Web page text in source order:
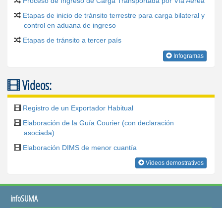
Etapas de inicio de tránsito terrestre para carga bilateral y
control en aduana de ingreso
Etapas de tránsito a tercer país
Infogramas
Videos:
Registro de un Exportador Habitual
Elaboración de la Guía Courier (con declaración
asociada)
Elaboración DIMS de menor cuantía
Videos demostrativos
infoSUMA